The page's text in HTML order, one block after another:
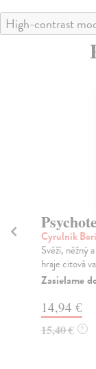
High-contrast
Léčba
Yalom Irvin
V době, kdy
významného
smy...
19,59 €